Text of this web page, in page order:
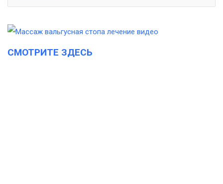
СМОТРИТЕ ЗДЕСЬ